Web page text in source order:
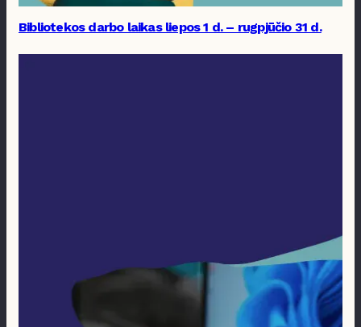
Bibliotekos darbo laikas liepos 1 d. – rugpjūčio 31 d.